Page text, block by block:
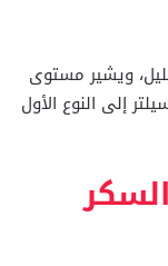
ويشير مستوى
126 ملليجرام/ديسيلتر إلى النوع الأول